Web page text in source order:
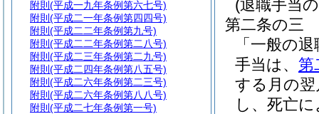
(退職手当
第二条の三
「一般の
手当は、 第
する月の
し、死亡
附則 (平成一九年条例第六七号)
附則 (平成二一年条例第四四号)
附則 (平成二二年条例第九号)
附則 (平成二二年条例第二八号)
附則 (平成二三年条例第二九号)
附則 (平成二四年条例第八五号)
附則 (平成二六年条例第二三号)
附則 (平成二六年条例第八八号)
附則 (平成二七年条例第一号)